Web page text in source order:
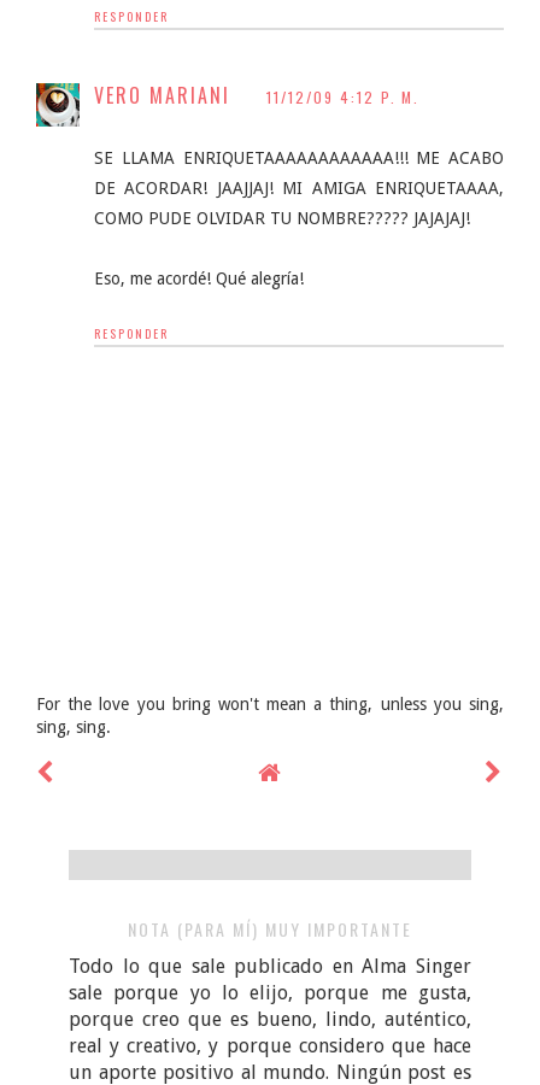
RESPONDER
VERO MARIANI 11/12/09 4:12 P. M.
SE LLAMA ENRIQUETAAAAAAAAAAAA!!! ME ACABO
DE ACORDAR! JAAJJAJ! MI AMIGA ENRIQUETAAAA,
COMO PUDE OLVIDAR TU NOMBRE????? JAJAJAJ!
Eso, me acordé! Qué alegría!
RESPONDER
For the love you bring won't mean a thing, unless you sing,
sing, sing.
NOTA (PARA MÍ) MUY IMPORTANTE
Todo lo que sale publicado en Alma Singer
sale porque yo lo elijo, porque me gusta,
porque creo que es bueno, lindo, auténtico,
real y creativo, y porque considero que hace
un aporte positivo al mundo. Ningún post es